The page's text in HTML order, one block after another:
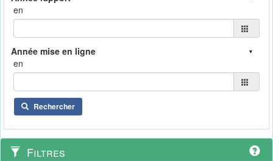
en
en
Rechercher
Filtres